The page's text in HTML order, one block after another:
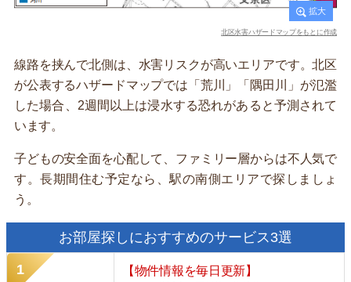
北区水害ハザードマップをもとに作成
線路を挟んで北側は、水害リスクが高いエリアです。北区
が公表するハザードマップでは「荒川」「隅田川」が氾濫
した場合、2週間以上は浸水する恐れがあると予測されて
います。
子どもの安全面を心配して、ファミリー層からは不人気で
す。長期間住む予定なら、駅の南側エリアで探しましょ
う。
お部屋探しにおすすめのサービス3選
【物件情報を毎日更新】